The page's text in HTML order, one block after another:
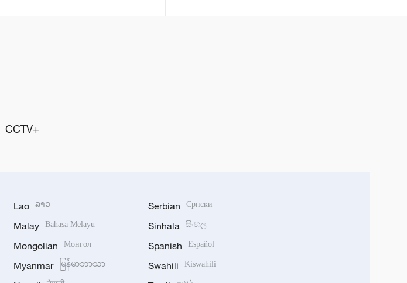
CCTV+
Lao ລາວ
Malay Bahasa Melayu
Mongolian Монгол
Myanmar မြန်မာဘာသာ
Serbian Српски
Sinhala සිංහල
Spanish Español
Swahili Kiswahili